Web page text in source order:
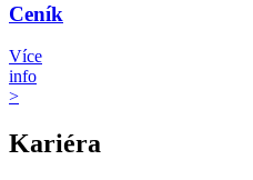
Ceník
Více
info
>
Kariéra